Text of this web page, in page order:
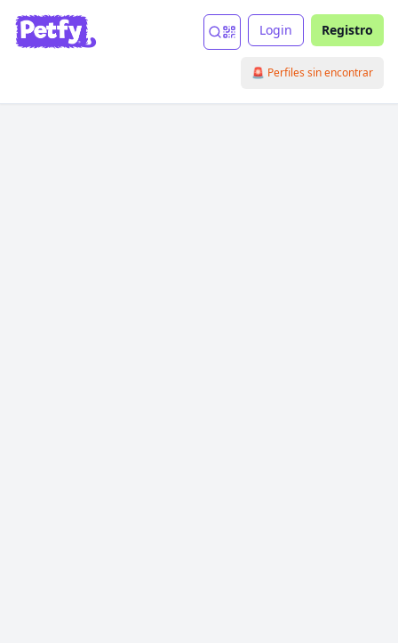
Login Registro
🚨 Perfiles sin encontrar